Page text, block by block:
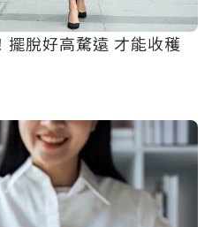
擺脫好高騖遠 才能收穫